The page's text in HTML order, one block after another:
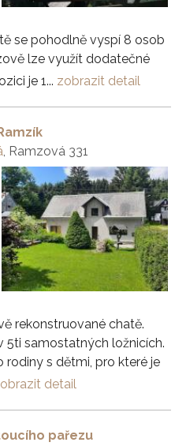
se pohodlně vyspí 8 osob
lze využít dodatečné
je 1... zobrazit detail
, Ramzová 331
rekonstruované chatě.
5ti samostatných ložnicích.
rodiny s dětmi, pro které je
detail
pařezu